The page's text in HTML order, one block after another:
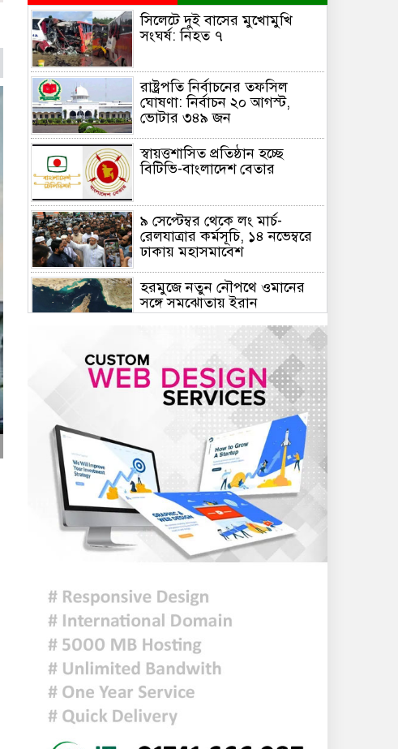
সিলেটে দুই বাসের মুখোমুখি
সংঘর্ষ: নিহত ৭
রাষ্ট্রপতি নির্বাচনের তফসিল
ঘোষণা: নির্বাচন ২০ আগস্ট,
ভোটার ৩৪৯ জন
স্বায়ত্তশাসিত প্রতিষ্ঠান হচ্ছে
বিটিভি-বাংলাদেশ বেতার
৯ সেপ্টেম্বর থেকে লং মার্চ-
রেলযাত্রার কর্মসূচি, ১৪ নভেম্বরে
ঢাকায় মহাসমাবেশ
হরমুজে নতুন নৌপথে ওমানের
সঙ্গে সমঝোতায় ইরান
জরুরি জ্বালানি সরবরাহ নিশ্চিতে
৮ কার্গো এলএনজি ও ৫ হাজার
টন এলপিজি কেনার নীতিগত
অনুমোদন
নদী দূষণ রোধে সমন্বিত পদক্ষেপ
গ্রহণে অবহেলার কোনো সুযোগ
নেই : প্রধানমন্ত্রী
ঢাকা সহ ৭ অঞ্চলে দমকা বা ঝড়ো
হাওয়াসহ বৃষ্টি কিংবা বজ্রসহ বৃষ্টি
হতে পারে
আজকের রাশিফল
হাসিনাকে বক্তব্যের সুযোগ দিয়ে
জুলাই শহীদদের অসম্মান করেছে
ভারত: রিজভী